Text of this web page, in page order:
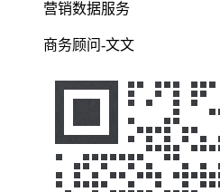
营销数据服务
商务顾问-文文